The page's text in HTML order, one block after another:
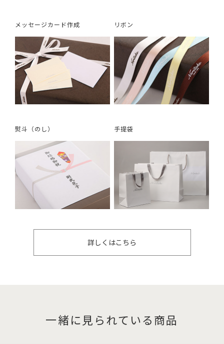
メッセージカード作成 リボン
熨斗（のし） 手提袋
詳しくはこちら
一緒に見られている商品